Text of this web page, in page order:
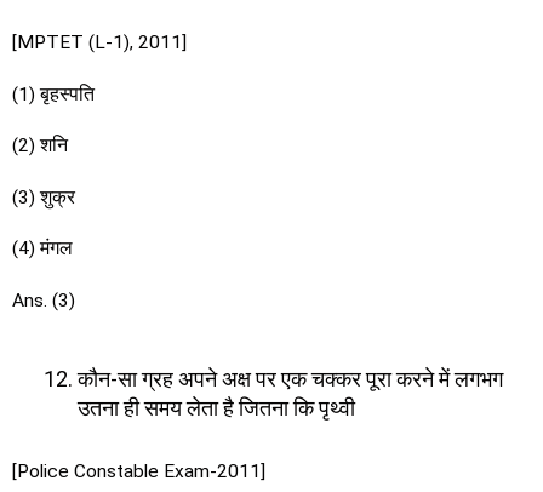
[MPTET (L-1), 2011]
(1) बृहस्पति
(2) शनि
(3) शुक्र
(4) मंगल
Ans. (3)
कौन-सा ग्रह अपने अक्ष पर एक चक्कर पूरा करने में लगभग
उतना ही समय लेता है जितना कि पृथ्वी
[Police Constable Exam-2011]